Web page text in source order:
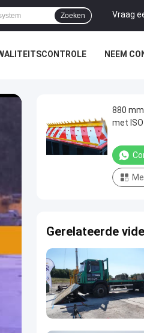
Vraag
Zoeken
NEEM
880
met
Gerelateerde